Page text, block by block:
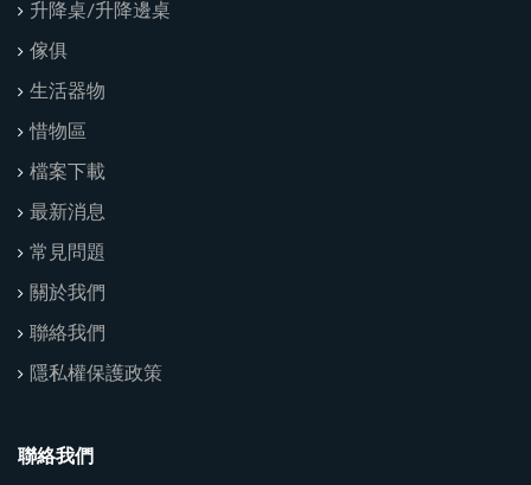
升降桌/升降邊桌
傢俱
生活器物
惜物區
檔案下載
最新消息
常見問題
關於我們
聯絡我們
隱私權保護政策
聯絡我們